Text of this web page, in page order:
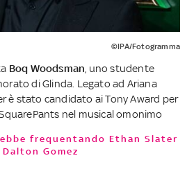
©IPA/Fotogramma
Boq Woodsman , uno studente
di Glinda. Legato ad Ariana
è stato candidato ai Tony Award per
nel musical omonimo
Gomez